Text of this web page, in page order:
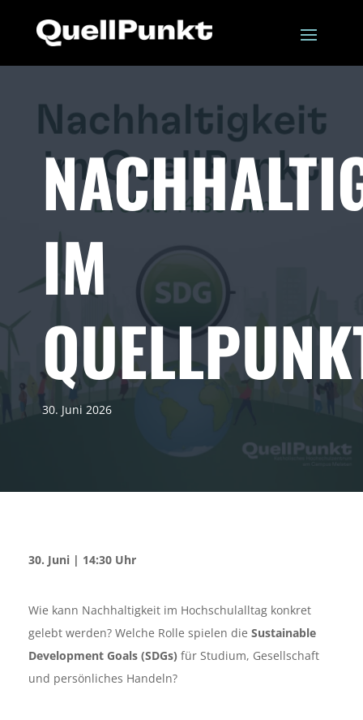
IM
30. Juni 2026
30. Juni | 14:30 Uhr
Wie kann Nachhaltigkeit im Hochschulalltag konkret
gelebt werden? Welche Rolle spielen die Sustainable
Development Goals (SDGs) für Studium, Gesellschaft
und persönliches Handeln?